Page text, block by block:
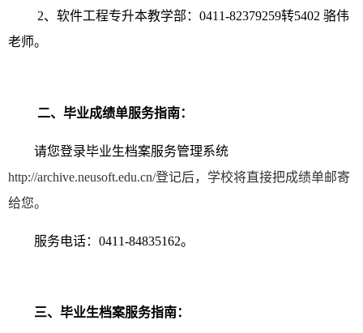
2、软件工程专升本教学部：0411-82379259转5402 骆伟
老师。
二、毕业成绩单服务指南：
请您登录毕业生档案服务管理系统
http://archive.neusoft.edu.cn/登记后，学校将直接把成绩单邮寄
给您。
服务电话：0411-84835162。
三、毕业生档案服务指南：